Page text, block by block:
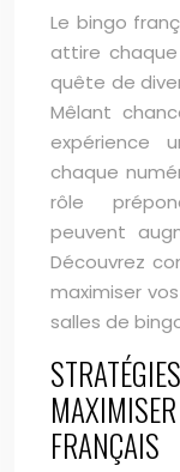
Le bingo
attire
quête de
Mêlant
expérience
chaque
rôle
peuvent
Découvrez
maximiser
salles de
FRANÇAIS